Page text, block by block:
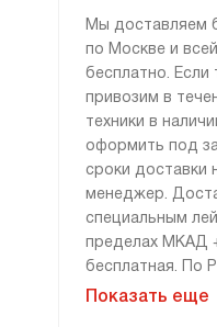
Мы доставляем
по Москве и
бесплатно. Если
привозим в
техники в
оформить под
сроки доставки
менеджер.
специальным
пределах МКАД
бесплатная. По
технику
Показать еще